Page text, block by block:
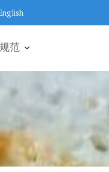
范